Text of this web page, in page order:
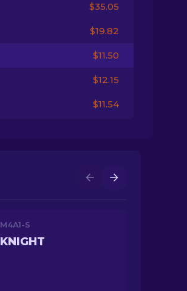
$35.05
$19.82
$11.50
$12.15
$11.54
M4A1-S
KNIGHT